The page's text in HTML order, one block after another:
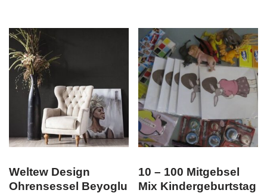
Weltew Design
Ohrensessel Beyoglu
10 – 100 Mitgebsel
Mix Kindergeburtstag